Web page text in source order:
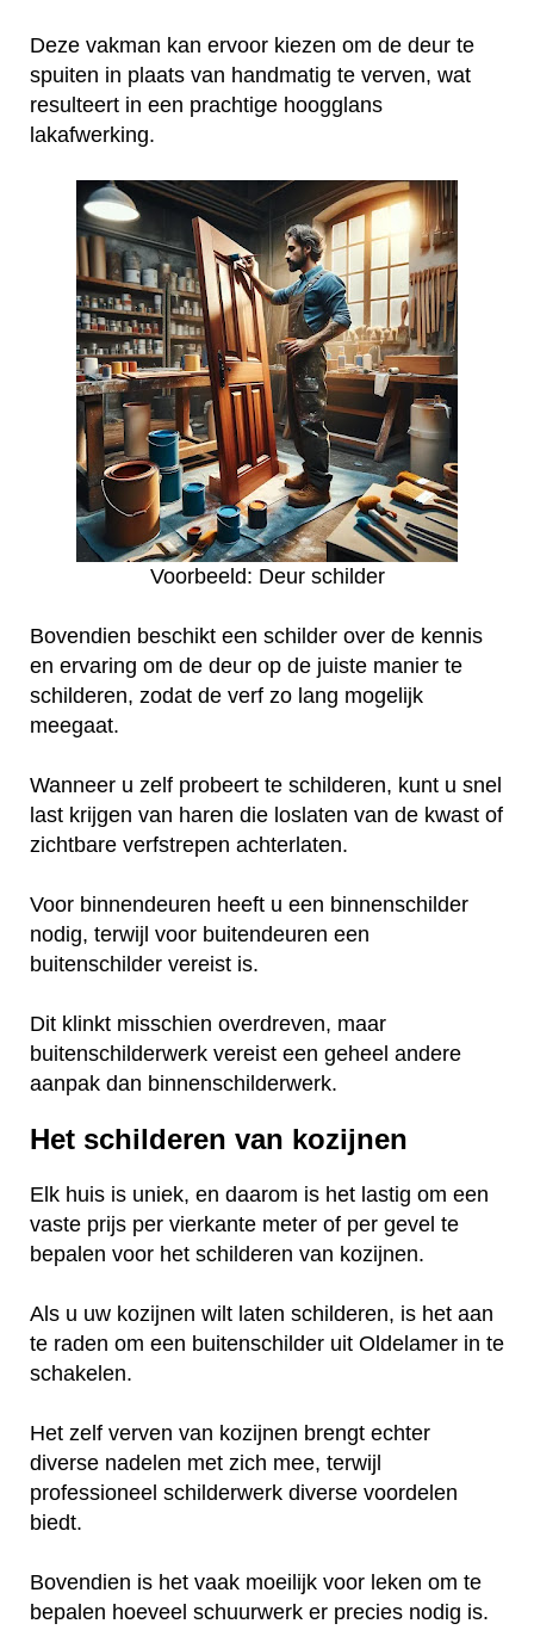
Deze vakman kan ervoor kiezen om de deur te
spuiten in plaats van handmatig te verven, wat
resulteert in een prachtige hoogglans
lakafwerking.
Voorbeeld: Deur schilder
Bovendien beschikt een schilder over de kennis
en ervaring om de deur op de juiste manier te
schilderen, zodat de verf zo lang mogelijk
meegaat.
Wanneer u zelf probeert te schilderen, kunt u snel
last krijgen van haren die loslaten van de kwast of
zichtbare verfstrepen achterlaten.
Voor binnendeuren heeft u een binnenschilder
nodig, terwijl voor buitendeuren een
buitenschilder vereist is.
Dit klinkt misschien overdreven, maar
buitenschilderwerk vereist een geheel andere
aanpak dan binnenschilderwerk.
Het schilderen van kozijnen
Elk huis is uniek, en daarom is het lastig om een
vaste prijs per vierkante meter of per gevel te
bepalen voor het schilderen van kozijnen.
Als u uw kozijnen wilt laten schilderen, is het aan
te raden om een buitenschilder uit Oldelamer in te
schakelen.
Het zelf verven van kozijnen brengt echter
diverse nadelen met zich mee, terwijl
professioneel schilderwerk diverse voordelen
biedt.
Bovendien is het vaak moeilijk voor leken om te
bepalen hoeveel schuurwerk er precies nodig is.